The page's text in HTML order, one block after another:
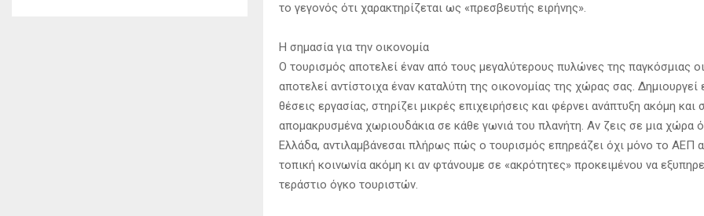
το γεγονός ότι χαρακτηρίζεται ως «πρεσβευτής ειρήνης».
Η σημασία για την οικονομία
Ο τουρισμός αποτελεί έναν από τους μεγαλύτερους πυλώνες της παγκόσμιας
αποτελεί αντίστοιχα έναν καταλύτη της οικονομίας της χώρας σας. Δημιουργεί
θέσεις εργασίας, στηρίζει μικρές επιχειρήσεις και φέρνει ανάπτυξη ακόμη και
απομακρυσμένα χωριουδάκια σε κάθε γωνιά του πλανήτη. Αν ζεις σε μια χώρα
Ελλάδα, αντιλαμβάνεσαι πλήρως πώς ο τουρισμός επηρεάζει όχι μόνο το ΑΕΠ
τοπική κοινωνία ακόμη κι αν φτάνουμε σε «ακρότητες» προκειμένου να
τεράστιο όγκο τουριστών.